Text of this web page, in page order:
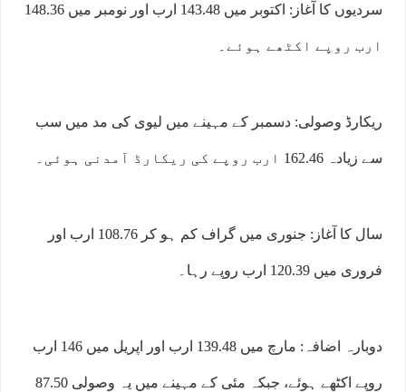
سردیوں کا آغاز: اکتوبر میں 143.48 ارب اور نومبر میں 148.36
ارب روپے اکٹھے ہوئے۔
ریکارڈ وصولی: دسمبر کے مہینے میں لیوی کی مد میں سب
سے زیادہ 162.46 ارب روپے کی ریکارڈ آمدنی ہوئی۔
سال کا آغاز: جنوری میں گراف کم ہو کر 108.76 ارب اور
فروری میں 120.39 ارب روپے رہا۔
دوبارہ اضافہ: مارچ میں 139.48 ارب اور اپریل میں 146 ارب
روپے اکٹھے ہوئے، جبکہ مئی کے مہینے میں یہ وصولی 87.50